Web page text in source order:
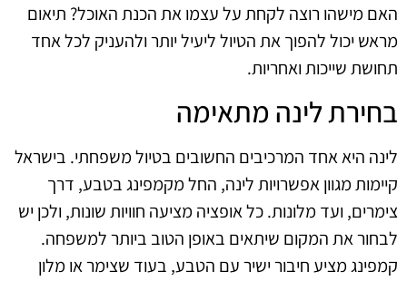
האם מישהו רוצה לקחת על עצמו את הכנת האוכל? תיאום
מראש יכול להפוך את הטיול ליעיל יותר ולהעניק לכל אחד
תחושת שייכות ואחריות.
בחירת לינה מתאימה
לינה היא אחד המרכיבים החשובים בטיול משפחתי. בישראל
קיימות מגוון אפשרויות לינה, החל מקמפינג בטבע, דרך
צימרים, ועד מלונות. כל אופציה מציעה חוויות שונות, ולכן יש
לבחור את המקום שיתאים באופן הטוב ביותר למשפחה.
קמפינג מציע חיבור ישיר עם הטבע, בעוד שצימר או מלון